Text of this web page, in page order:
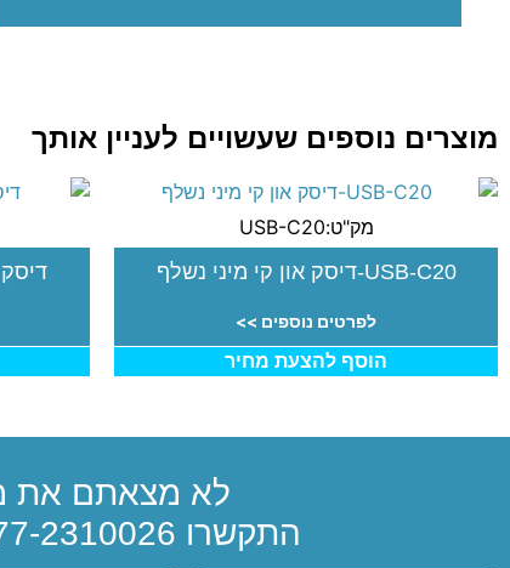
מוצרים נוספים שעשויים לעניין אותך
מק"ט:USB-C20
USB-C20-דיסק און קי מיני נשלף
לפרטים נוספים >>
הוסף להצעת מחיר
דיסק
לא מצאתם את
התקשרו 2310026